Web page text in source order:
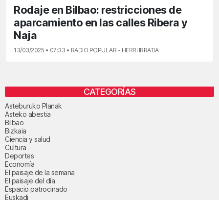
Rodaje en Bilbao: restricciones de
aparcamiento en las calles Ribera y
Naja
13/03/2025 • 07:33 • RADIO POPULAR - HERRI IRRATIA
CATEGORÍAS
Asteburuko Planak
Asteko abestia
Bilbao
Bizkaia
Ciencia y salud
Cultura
Deportes
Economía
El paisaje de la semana
El paisaje del día
Espacio patrocinado
Euskadi